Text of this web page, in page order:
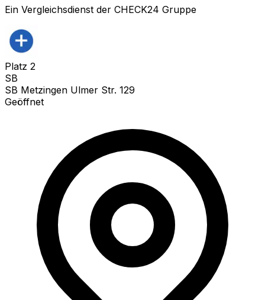
Ein Vergleichsdienst der CHECK24 Gruppe
Platz 2
SB
SB Metzingen Ulmer Str. 129
Geöffnet